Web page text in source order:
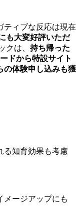
ティブな反応は現在
も大変好評いただ
クは、 持ち帰った
ドから特設サイト
の体験申し込みも獲
る知育効果も考慮
メージアップにも